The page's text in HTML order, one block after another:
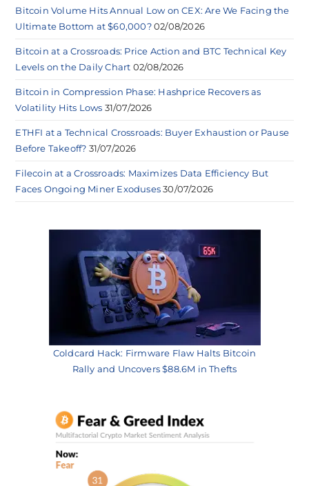
Bitcoin Volume Hits Annual Low on CEX: Are We Facing the
Ultimate Bottom at $60,000? 02/08/2026
Bitcoin at a Crossroads: Price Action and BTC Technical Key
Levels on the Daily Chart 02/08/2026
Bitcoin in Compression Phase: Hashprice Recovers as
Volatility Hits Lows 31/07/2026
ETHFI at a Technical Crossroads: Buyer Exhaustion or Pause
Before Takeoff? 31/07/2026
Filecoin at a Crossroads: Maximizes Data Efficiency But
Faces Ongoing Miner Exoduses 30/07/2026
Coldcard Hack: Firmware Flaw Halts Bitcoin
Rally and Uncovers $88.6M in Thefts